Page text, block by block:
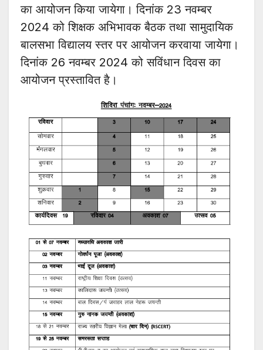
का आयोजन किया जायेगा। दिनांक 23 नवम्बर
2024 को शिक्षक अभिभावक बैठक तथा सामुदायिक
बालसभा विद्यालय स्तर पर आयोजन करवाया जायेगा।
दिनांक 26 नवम्बर 2024 को सविंधान दिवस का
आयोजन प्रस्तावित है।